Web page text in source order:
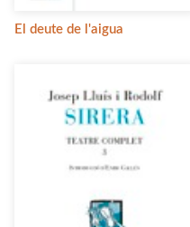
El deute de l'aigua